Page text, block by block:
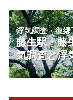
浮気調査・復
藤生駅・藤
気調査と浮